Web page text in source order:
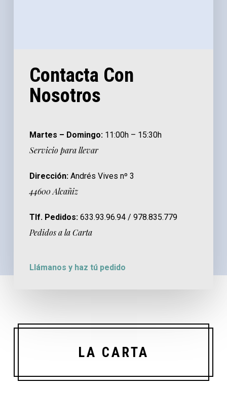
Contacta Con
Nosotros
Martes – Domingo: 11:00h – 15:30h
Servicio para llevar
Dirección: Andrés Vives nº 3
44600 Alcañiz
Tlf. Pedidos: 633.93.96.94 / 978.835.779
Pedidos a la Carta
Llámanos y haz tú pedido
LA CARTA